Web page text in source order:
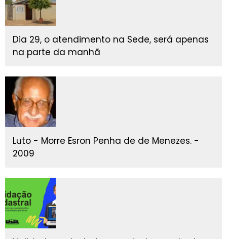
Dia 29, o atendimento na Sede, será apenas
na parte da manhã
Luto - Morre Esron Penha de de Menezes. -
2009